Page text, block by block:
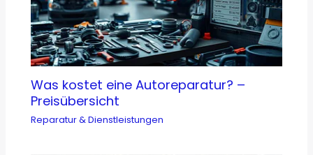
Was kostet eine Autoreparatur? –
Preisübersicht
Reparatur & Dienstleistungen